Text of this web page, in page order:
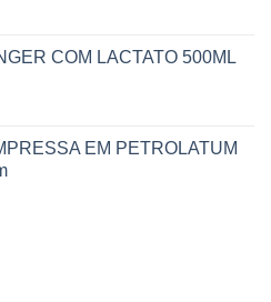
COM LACTATO 500ML
EM PETROLATUM